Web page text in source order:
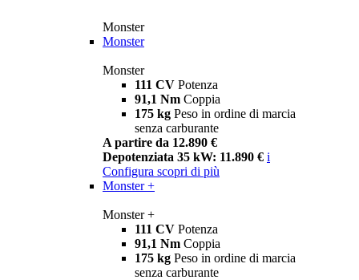
Monster
Monster
Monster
111 CV Potenza
91,1 Nm Coppia
175 kg Peso in ordine di marcia
senza carburante
A partire da 12.890 €
Depotenziata 35 kW: 11.890 € i
Configura scopri di più
Monster +
Monster +
111 CV Potenza
91,1 Nm Coppia
175 kg Peso in ordine di marcia
senza carburante